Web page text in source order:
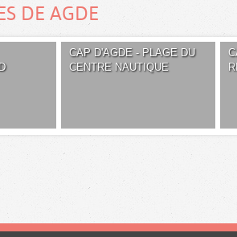
DE AGDE
CAP D'AGDE - PLAGE DU
CENTRE NAUTIQUE